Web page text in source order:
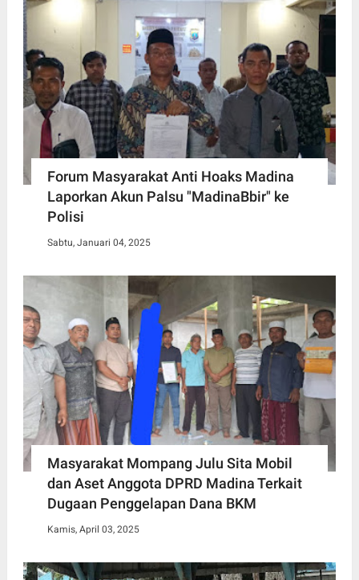
Forum Masyarakat Anti Hoaks Madina
Laporkan Akun Palsu "MadinaBbir" ke
Polisi
Sabtu, Januari 04, 2025
Masyarakat Mompang Julu Sita Mobil
dan Aset Anggota DPRD Madina Terkait
Dugaan Penggelapan Dana BKM
Kamis, April 03, 2025